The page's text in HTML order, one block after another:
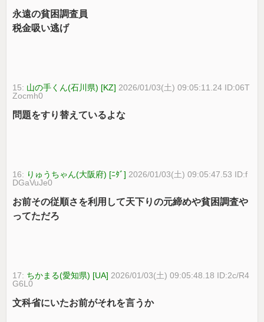
永遠の貧困調査員
税金吸い逃げ
15: 山の手くん(石川県) [KZ] 2026/01/03(土) 09:05:11.24 ID:06T
Zocmh0
問題をすり替えているよな
16: りゅうちゃん(大阪府) [ﾆﾀﾞ] 2026/01/03(土) 09:05:47.53 ID:f
DGaVuJe0
お前その従順さを利用して天下りの元締めや貧困調査や
ってただろ
17: ちかまる(愛知県) [UA] 2026/01/03(土) 09:05:48.18 ID:2c/R4
G6L0
文科省にいたお前がそれを言うか